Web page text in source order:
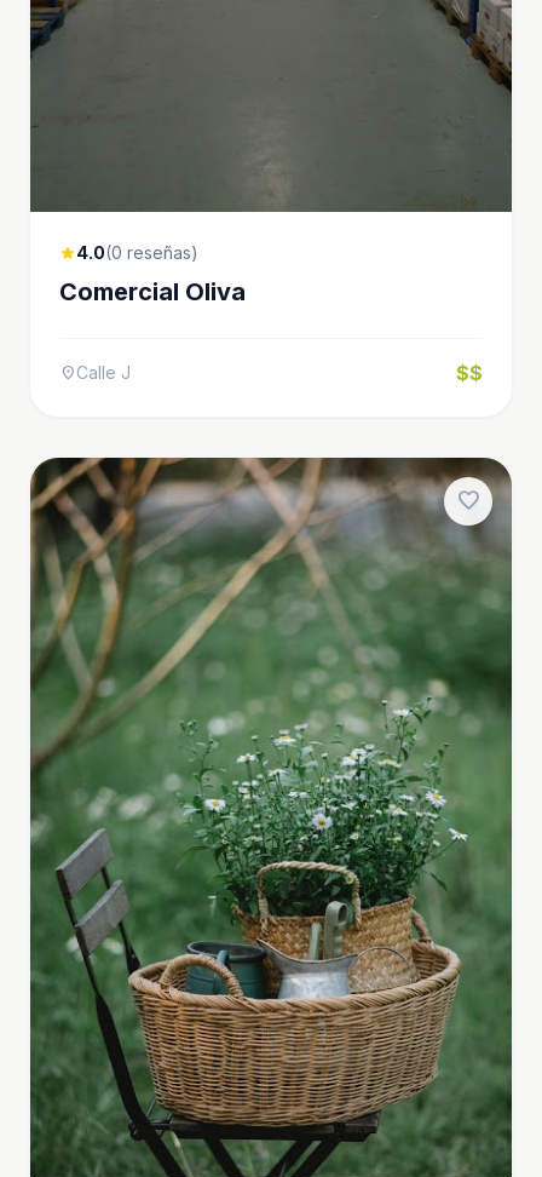
star4.0(0 reseñas)
Comercial Oliva
location_onCalle J $$
favorite